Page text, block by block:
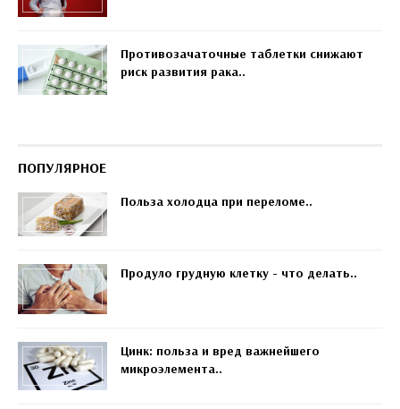
Противозачаточные таблетки снижают
риск развития рака..
ПОПУЛЯРНОЕ
Польза холодца при переломе..
Продуло грудную клетку - что делать..
Цинк: польза и вред важнейшего
микроэлемента..